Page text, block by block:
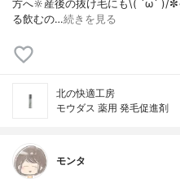
方へ🔆産後の抜け毛にも\( ´ω` )/
る飲むの…続きを見る
北の快適工房
モウダス 薬用 発毛促進剤
モンタ